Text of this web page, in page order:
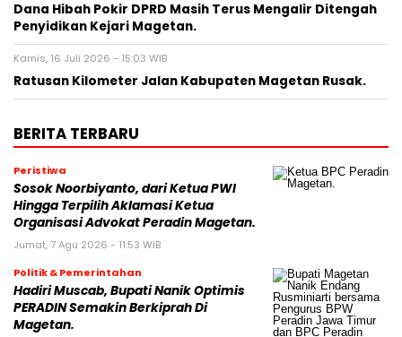
Dana Hibah Pokir DPRD Masih Terus Mengalir Ditengah
Penyidikan Kejari Magetan.
Kamis, 16 Juli 2026 - 15:03 WIB
Ratusan Kilometer Jalan Kabupaten Magetan Rusak.
BERITA TERBARU
Peristiwa
Sosok Noorbiyanto, dari Ketua PWI
Hingga Terpilih Aklamasi Ketua
Organisasi Advokat Peradin Magetan.
Jumat, 7 Agu 2026 - 11:53 WIB
Politik & Pemerintahan
Hadiri Muscab, Bupati Nanik Optimis
PERADIN Semakin Berkiprah Di
Magetan.